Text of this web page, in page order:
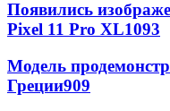
Появились
Pixel 11 Pro XL1093
Модель
Греции909